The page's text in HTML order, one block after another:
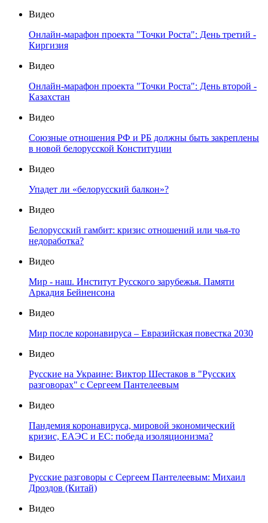
Видео
Онлайн-марафон проекта "Точки Роста": День третий -
Киргизия
Видео
Онлайн-марафон проекта "Точки Роста": День второй -
Казахстан
Видео
Союзные отношения РФ и РБ должны быть закреплены
в новой белорусской Конституции
Видео
Упадет ли «белорусский балкон»?
Видео
Белорусский гамбит: кризис отношений или чья-то
недоработка?
Видео
Мир - наш. Институт Русского зарубежья. Памяти
Аркадия Бейненсона
Видео
Мир после коронавируса – Евразийская повестка 2030
Видео
Русские на Украине: Виктор Шестаков в "Русских
разговорах" с Сергеем Пантелеевым
Видео
Пандемия коронавируса, мировой экономический
кризис, ЕАЭС и ЕС: победа изоляционизма?
Видео
Русские разговоры с Сергеем Пантелеевым: Михаил
Дроздов (Китай)
Видео